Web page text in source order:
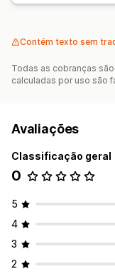
Contém texto sem
Todas as cobranças
calculadas por uso são
Avaliações
Classificação geral
0
5
4
3
2